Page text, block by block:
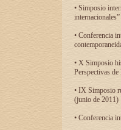
• Simposio
• Conferencia
• X Simposio
Perspectivas
• IX Simposio
(junio de 2011)
• Conferencia